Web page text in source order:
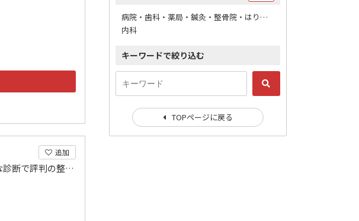
追加
関節以外の、神経・血管・内臓にも熟知し、的確な診断で評判の整形外科です。
病院・歯科・薬局・鍼灸・整骨院・はりマッサージ / 病院
内科
キーワードで絞り込む
TOPページに戻る